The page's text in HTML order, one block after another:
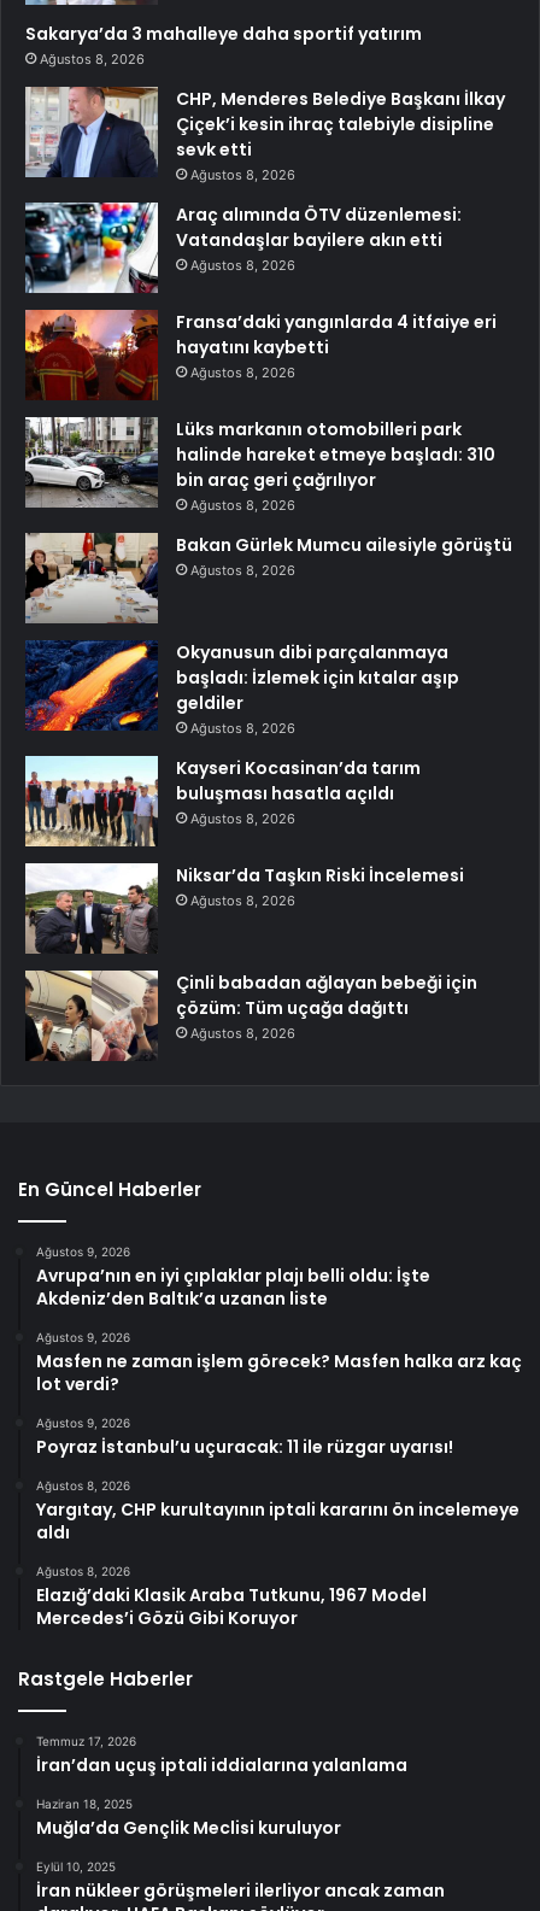
Sakarya’da 3 mahalleye daha sportif yatırım
Ağustos 8, 2026
CHP, Menderes Belediye Başkanı İlkay
Çiçek’i kesin ihraç talebiyle disipline
sevk etti
Ağustos 8, 2026
Araç alımında ÖTV düzenlemesi:
Vatandaşlar bayilere akın etti
Ağustos 8, 2026
Fransa’daki yangınlarda 4 itfaiye eri
hayatını kaybetti
Ağustos 8, 2026
Lüks markanın otomobilleri park
halinde hareket etmeye başladı: 310
bin araç geri çağrılıyor
Ağustos 8, 2026
Bakan Gürlek Mumcu ailesiyle görüştü
Ağustos 8, 2026
Okyanusun dibi parçalanmaya
başladı: İzlemek için kıtalar aşıp
geldiler
Ağustos 8, 2026
Kayseri Kocasinan’da tarım
buluşması hasatla açıldı
Ağustos 8, 2026
Niksar’da Taşkın Riski İncelemesi
Ağustos 8, 2026
Çinli babadan ağlayan bebeği için
çözüm: Tüm uçağa dağıttı
Ağustos 8, 2026
En Güncel Haberler
Ağustos 9, 2026
Avrupa’nın en iyi çıplaklar plajı belli oldu: İşte
Akdeniz’den Baltık’a uzanan liste
Ağustos 9, 2026
Masfen ne zaman işlem görecek? Masfen halka arz kaç
lot verdi?
Ağustos 9, 2026
Poyraz İstanbul’u uçuracak: 11 ile rüzgar uyarısı!
Ağustos 8, 2026
Yargıtay, CHP kurultayının iptali kararını ön incelemeye
aldı
Ağustos 8, 2026
Elazığ’daki Klasik Araba Tutkunu, 1967 Model
Mercedes’i Gözü Gibi Koruyor
Rastgele Haberler
Temmuz 17, 2026
İran’dan uçuş iptali iddialarına yalanlama
Haziran 18, 2025
Muğla’da Gençlik Meclisi kuruluyor
Eylül 10, 2025
İran nükleer görüşmeleri ilerliyor ancak zaman